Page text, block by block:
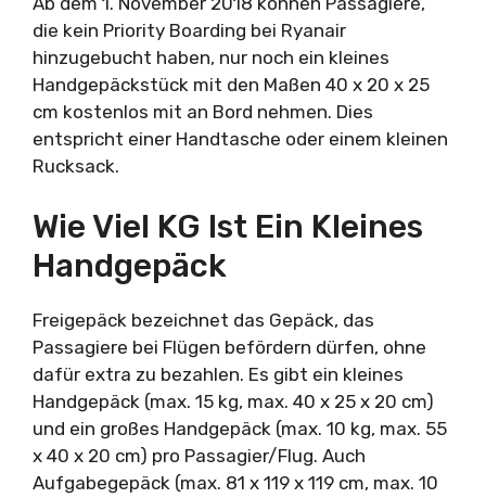
die kein Priority Boarding bei Ryanair
hinzugebucht haben, nur noch ein kleines
Handgepäckstück mit den Maßen 40 x 20 x 25
cm kostenlos mit an Bord nehmen. Dies
entspricht einer Handtasche oder einem kleinen
Rucksack.
Wie Viel KG Ist Ein Kleines
Handgepäck
Freigepäck bezeichnet das Gepäck, das
Passagiere bei Flügen befördern dürfen, ohne
dafür extra zu bezahlen. Es gibt ein kleines
Handgepäck (max. 15 kg, max. 40 x 25 x 20 cm)
und ein großes Handgepäck (max. 10 kg, max. 55
x 40 x 20 cm) pro Passagier/Flug. Auch
Aufgabegepäck (max. 81 x 119 x 119 cm, max. 10